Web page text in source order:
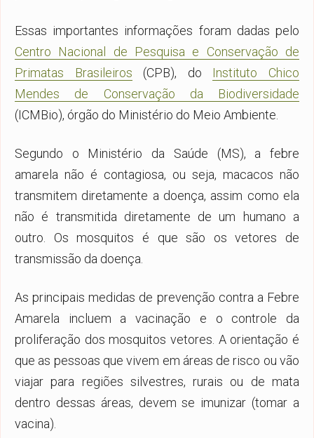
Essas importantes informações foram dadas pelo
Centro Nacional de Pesquisa e Conservação de
Primatas Brasileiros (CPB), do Instituto Chico
Mendes de Conservação da Biodiversidade
(ICMBio), órgão do Ministério do Meio Ambiente.
Segundo o Ministério da Saúde (MS), a febre
amarela não é contagiosa, ou seja, macacos não
transmitem diretamente a doença, assim como ela
não é transmitida diretamente de um humano a
outro. Os mosquitos é que são os vetores de
transmissão da doença.
As principais medidas de prevenção contra a Febre
Amarela incluem a vacinação e o controle da
proliferação dos mosquitos vetores. A orientação é
que as pessoas que vivem em áreas de risco ou vão
viajar para regiões silvestres, rurais ou de mata
dentro dessas áreas, devem se imunizar (tomar a
vacina).